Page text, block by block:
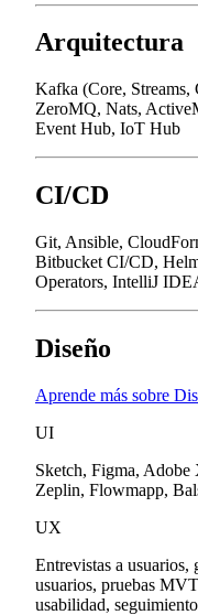
Arquitectura
Kafka (Core, Streams,
ZeroMQ, Nats,
Event Hub, IoT Hub
CI/CD
Git, Ansible,
Bitbucket CI/CD,
Operators, IntelliJ
Diseño
Aprende más sobre
UI
Sketch, Figma,
Zeplin, Flowmapp,
UX
Entrevistas a usuarios,
usuarios, pruebas
usabilidad,